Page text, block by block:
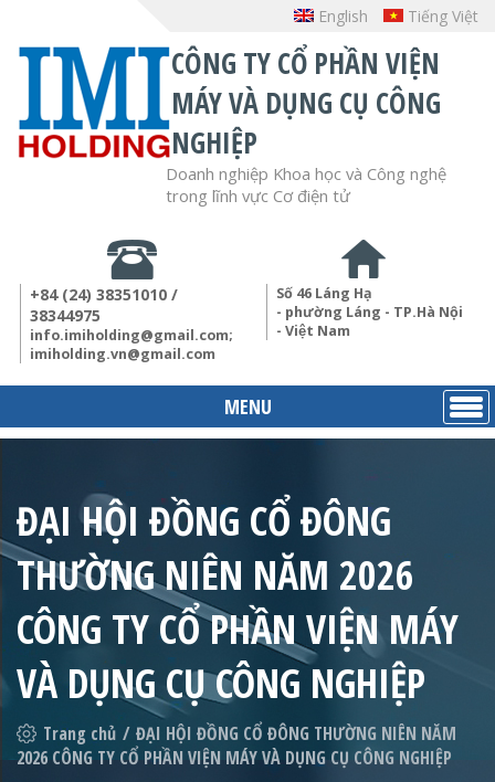
English Tiếng Việt
CÔNG TY CỔ PHẦN VIỆN
MÁY VÀ DỤNG CỤ CÔNG
NGHIỆP
Doanh nghiệp Khoa học và Công nghệ
trong lĩnh vực Cơ điện tử
+84 (24) 38351010 /
38344975
info.imiholding@gmail.com;
imiholding.vn@gmail.com
Số 46 Láng Hạ
- phường Láng - TP.Hà Nội
- Việt Nam
MENU
ĐẠI HỘI ĐỒNG CỔ ĐÔNG
THƯỜNG NIÊN NĂM 2026
CÔNG TY CỔ PHẦN VIỆN MÁY
VÀ DỤNG CỤ CÔNG NGHIỆP
Trang chủ / ĐẠI HỘI ĐỒNG CỔ ĐÔNG THƯỜNG NIÊN NĂM
2026 CÔNG TY CỔ PHẦN VIỆN MÁY VÀ DỤNG CỤ CÔNG NGHIỆP